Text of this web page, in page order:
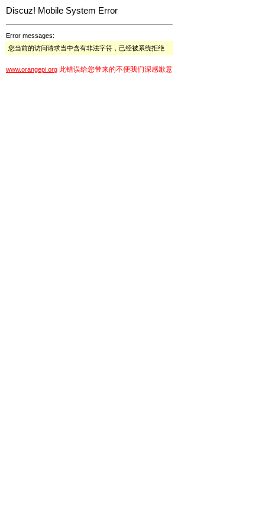
Discuz! Mobile System Error
Error messages:
您当前的访问请求当中含有非法字符，已经被系统拒绝
www.orangepi.org 此错误给您带来的不便我们深感歉意